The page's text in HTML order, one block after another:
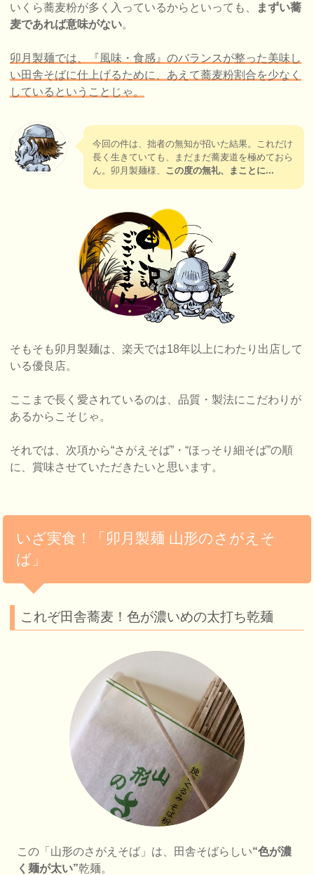
いくら蕎麦粉が多く入っているからといっても、
まずい蕎
麦であれば意味がない。
卯月製麺では、『風味・食感』のバランスが整った美味し
い田舎そばに仕上げるために、あえて蕎麦粉割合を少なく
しているということじゃ。
今回の件は、拙者の無知が招いた結果。これだけ
長く生きていても、まだまだ蕎麦道を極めておら
ん。卯月製麺様、 この度の無礼、まことに...
そもそも卯月製麺は、楽天では18年以上にわたり出店して
いる優良店。
ここまで長く愛されているのは、品質・製法にこだわりが
あるからこそじゃ。
それでは、次項から“さがえそば”・“ほっそり細そば”の順
に、賞味させていただきたいと思います。
いざ実食！「卯月製麺 山形のさがえそ
ば」
これぞ田舎蕎麦！色が濃いめの太打ち乾麺
この「山形のさがえそば」は、田舎そばらしい“色が濃
く麺が太い”乾麺。